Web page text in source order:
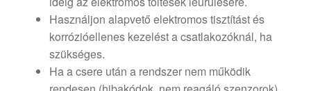
Használjon alapvető elektromos tisztítást és
korrózióellenes kezelést a csatlakozóknál, ha
szükséges.
Ha a csere után a rendszer nem működik